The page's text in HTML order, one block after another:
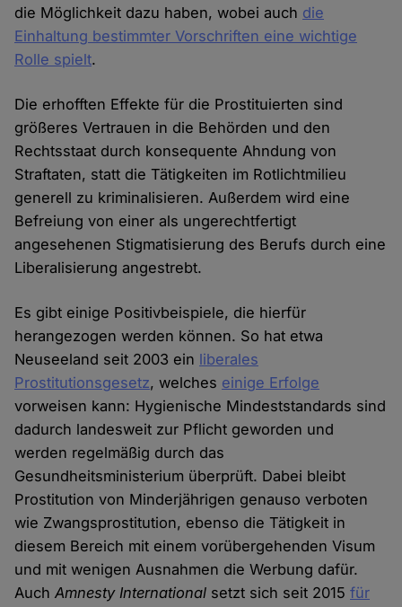
die Möglichkeit dazu haben, wobei auch die
Einhaltung bestimmter Vorschriften eine wichtige
Rolle spielt.
Die erhofften Effekte für die Prostituierten sind
größeres Vertrauen in die Behörden und den
Rechtsstaat durch konsequente Ahndung von
Straftaten, statt die Tätigkeiten im Rotlichtmilieu
generell zu kriminalisieren. Außerdem wird eine
Befreiung von einer als ungerechtfertigt
angesehenen Stigmatisierung des Berufs durch eine
Liberalisierung angestrebt.
Es gibt einige Positivbeispiele, die hierfür
herangezogen werden können. So hat etwa
Neuseeland seit 2003 ein liberales
Prostitutionsgesetz, welches einige Erfolge
vorweisen kann: Hygienische Mindeststandards sind
dadurch landesweit zur Pflicht geworden und
werden regelmäßig durch das
Gesundheitsministerium überprüft. Dabei bleibt
Prostitution von Minderjährigen genauso verboten
wie Zwangsprostitution, ebenso die Tätigkeit in
diesem Bereich mit einem vorübergehenden Visum
und mit wenigen Ausnahmen die Werbung dafür.
Auch Amnesty International setzt sich seit 2015für